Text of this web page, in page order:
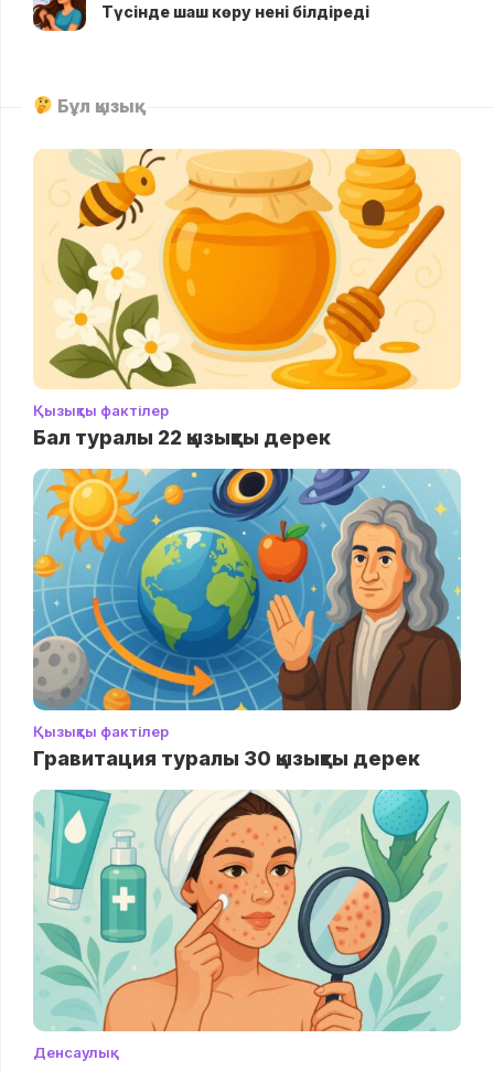
Түсінде шаш көру нені білдіреді
Бұл қызық
Қызықты фактілер
Бал туралы 22 қызықты дерек
Қызықты фактілер
Гравитация туралы 30 қызықты дерек
Денсаулық